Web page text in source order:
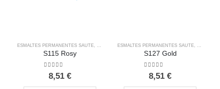
ESMALTES PERMANENTES SAUTE, SAUTE NAILS
S115 Rosy
out of 5
8,51 €
ESMALTES PERMANENTES SAUTE, SAUTE
S127 Gold
out of 5
8,51 €